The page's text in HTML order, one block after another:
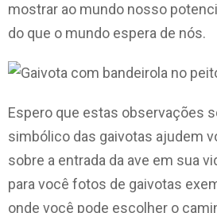
mostrar ao mundo nosso
do que o mundo espera de nós.
Espero que estas observações
simbólico das gaivotas ajudem
sobre a entrada da ave em sua
para você fotos de gaivotas
onde você pode escolher o